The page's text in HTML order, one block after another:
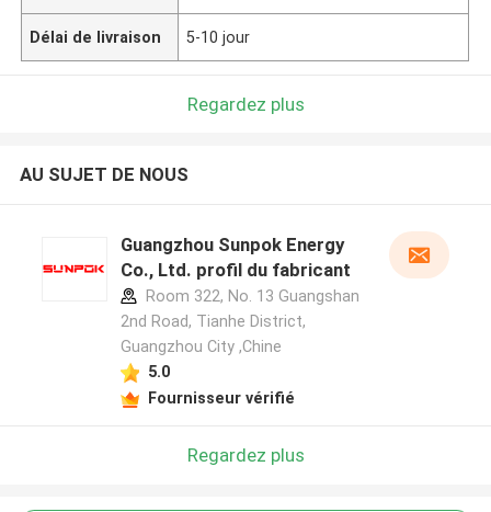
Délai de livraison 5-10 jour
Regardez plus
AU SUJET DE NOUS
Guangzhou Sunpok Energy
Co., Ltd. profil du fabricant
Room 322, No. 13 Guangshan
2nd Road, Tianhe District,
Guangzhou City ,Chine
5.0
Fournisseur vérifié
Regardez plus